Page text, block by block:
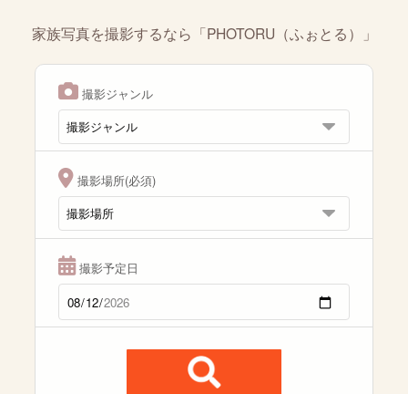
家族写真を撮影するなら「PHOTORU（ふぉとる）」
撮影ジャンル
撮影場所(必須)
撮影予定日